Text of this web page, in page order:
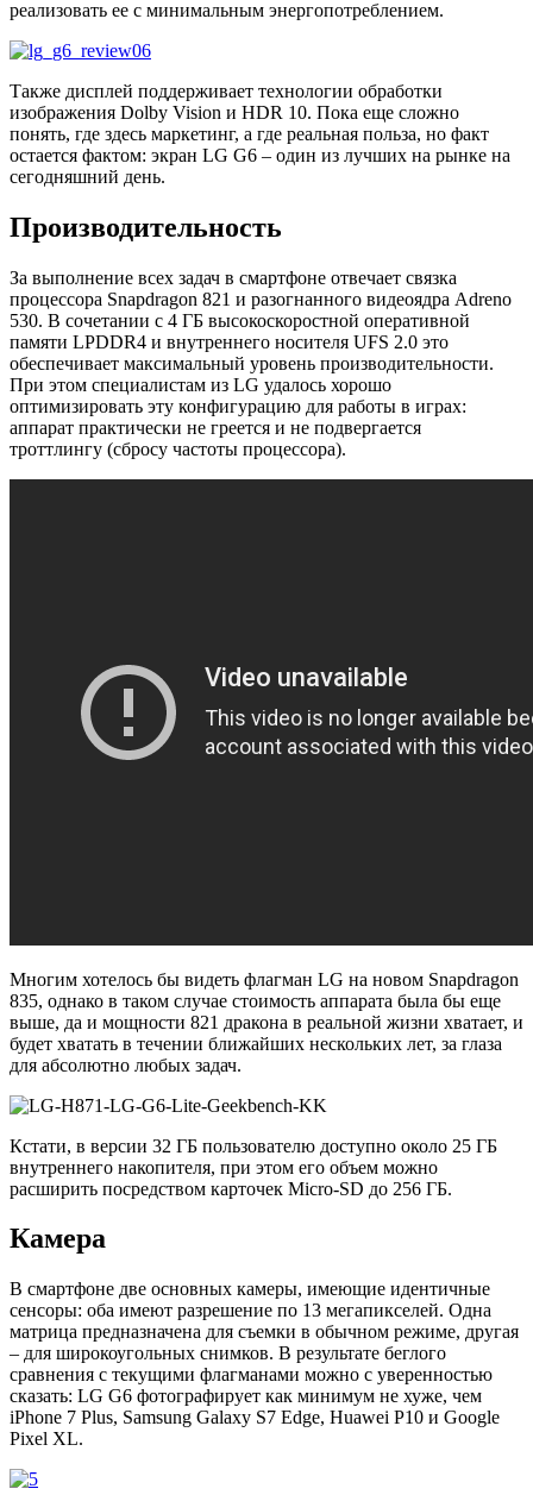
реализовать ее с минимальным энергопотреблением.
Также дисплей поддерживает технологии обработки
изображения Dolby Vision и HDR 10. Пока еще сложно
понять, где здесь маркетинг, а где реальная польза, но факт
остается фактом: экран LG G6 – один из лучших на рынке на
сегодняшний день.
Производительность
За выполнение всех задач в смартфоне отвечает связка
процессора Snapdragon 821 и разогнанного видеоядра Adreno
530. В сочетании с 4 ГБ высокоскоростной оперативной
памяти LPDDR4 и внутреннего носителя UFS 2.0 это
обеспечивает максимальный уровень производительности.
При этом специалистам из LG удалось хорошо
оптимизировать эту конфигурацию для работы в играх:
аппарат практически не греется и не подвергается
троттлингу (сбросу частоты процессора).
Многим хотелось бы видеть флагман LG на новом Snapdragon
835, однако в таком случае стоимость аппарата была бы еще
выше, да и мощности 821 дракона в реальной жизни хватает, и
будет хватать в течении ближайших нескольких лет, за глаза
для абсолютно любых задач.
Кстати, в версии 32 ГБ пользователю доступно около 25 ГБ
внутреннего накопителя, при этом его объем можно
расширить посредством карточек Micro-SD до 256 ГБ.
Камера
В смартфоне две основных камеры, имеющие идентичные
сенсоры: оба имеют разрешение по 13 мегапикселей. Одна
матрица предназначена для съемки в обычном режиме, другая
– для широкоугольных снимков. В результате беглого
сравнения с текущими флагманами можно с уверенностью
сказать: LG G6 фотографирует как минимум не хуже, чем
iPhone 7 Plus, Samsung Galaxy S7 Edge, Huawei P10 и Google
Pixel XL.